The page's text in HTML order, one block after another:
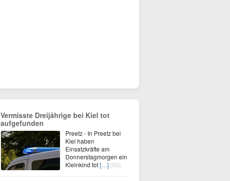
Vermisste Dreijährige bei Kiel tot
aufgefunden
Preetz - In Preetz bei
Kiel haben
Einsatzkräfte am
Donnerstagmorgen ein
Kleinkind tot[…] (00)